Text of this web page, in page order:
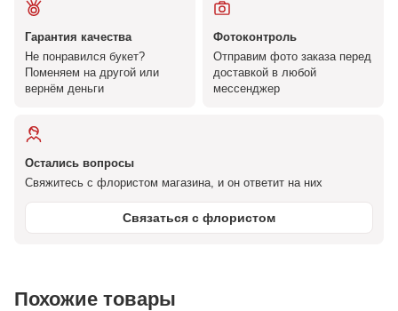
Гарантия качества
Не понравился букет?
Поменяем на другой или
вернём деньги
Фотоконтроль
Отправим фото заказа перед
доставкой в любой
мессенджер
Остались вопросы
Свяжитесь с флористом магазина, и он ответит на них
Связаться с флористом
Похожие товары